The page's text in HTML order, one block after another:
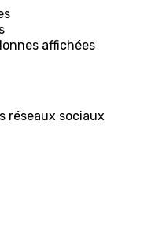
affichées
réseaux sociaux